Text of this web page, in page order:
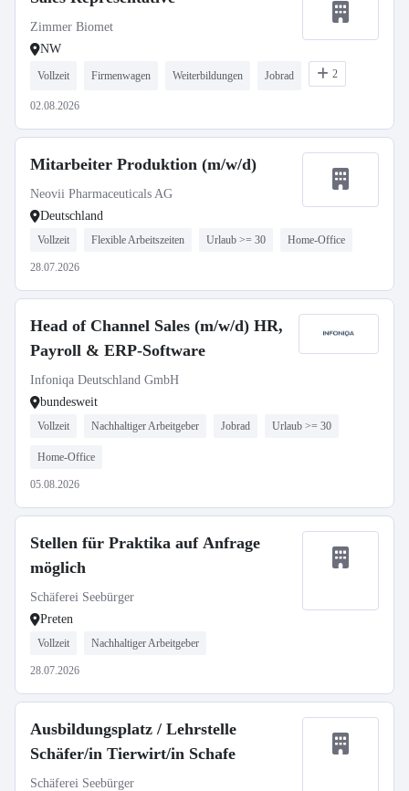
Zimmer Biomet
NW
Vollzeit Firmenwagen Weiterbildungen Jobrad 2
02.08.2026
Mitarbeiter Produktion (m/w/d)
Neovii Pharmaceuticals AG
Deutschland
Vollzeit Flexible Arbeitszeiten Urlaub >= 30 Home-Office
28.07.2026
Head of Channel Sales (m/w/d) HR,
Payroll & ERP-Software
Infoniqa Deutschland GmbH
bundesweit
Vollzeit Nachhaltiger Arbeitgeber Jobrad Urlaub >= 30
Home-Office
05.08.2026
Stellen für Praktika auf Anfrage
möglich
Schäferei Seebürger
Preten
Vollzeit Nachhaltiger Arbeitgeber
28.07.2026
Ausbildungsplatz / Lehrstelle
Schäfer/in Tierwirt/in Schafe
Schäferei Seebürger